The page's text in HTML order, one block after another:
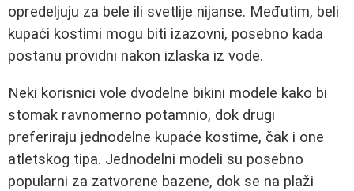
opredeljuju za bele ili svetlije nijanse. Međutim, beli
kupaći kostimi mogu biti izazovni, posebno kada
postanu providni nakon izlaska iz vode.
Neki korisnici vole dvodelne bikini modele kako bi
stomak ravnomerno potamnio, dok drugi
preferiraju jednodelne kupaće kostime, čak i one
atletskog tipa. Jednodelni modeli su posebno
popularni za zatvorene bazene, dok se na plaži